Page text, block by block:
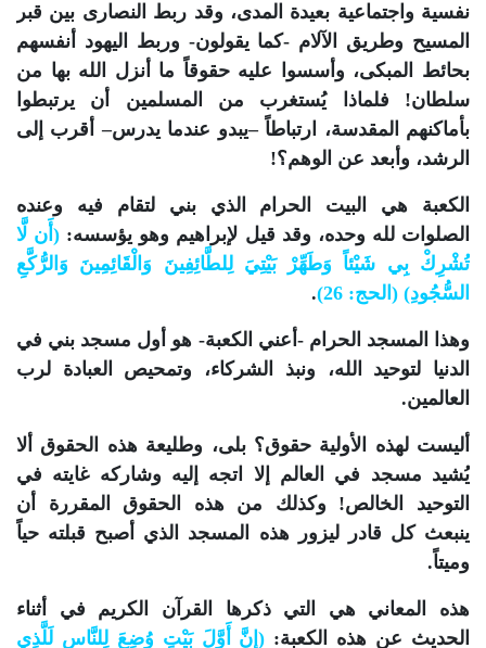
نفسية واجتماعية بعيدة المدى، وقد ربط النصارى بين قبر
المسيح وطريق الآلام -كما يقولون- وربط اليهود أنفسهم
بحائط المبكى، وأسسوا عليه حقوقاً ما أنزل الله بها من
سلطان! فلماذا يُستغرب من المسلمين أن يرتبطوا
بأماكنهم المقدسة، ارتباطاً –يبدو عندما يدرس– أقرب إلى
الرشد، وأبعد عن الوهم؟!
الكعبة هي البيت الحرام الذي بني لتقام فيه وعنده
الصلوات لله وحده، وقد قيل لإبراهيم وهو يؤسسه: (أَن لَّا
تُشْرِكْ بِي شَيْئاً وَطَهِّرْ بَيْتِيَ لِلطَّائِفِينَ وَالْقَائِمِينَ وَالرُّكَّعِ
السُّجُودِ) (الحج: 26)
.
وهذا المسجد الحرام -أعني الكعبة- هو أول مسجد بني في
الدنيا لتوحيد الله، ونبذ الشركاء، وتمحيص العبادة لرب
العالمين.
أليست لهذه الأولية حقوق؟ بلى، وطليعة هذه الحقوق ألا
يُشيد مسجد في العالم إلا اتجه إليه وشاركه غايته في
التوحيد الخالص! وكذلك من هذه الحقوق المقررة أن
ينبعث كل قادر ليزور هذه المسجد الذي أصبح قبلته حياً
وميتاً.
هذه المعاني هي التي ذكرها القرآن الكريم في أثناء
الحديث عن هذه الكعبة: (إِنَّ أَوَّلَ بَيْتٍ وُضِعَ لِلنَّاسِ لَلَّذِي